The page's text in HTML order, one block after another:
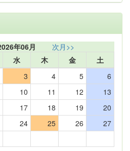
年06月
次月>>
水 木 金
土
3 4 5
6
10 11 12
13
17 18 19
20
24 25 26
27